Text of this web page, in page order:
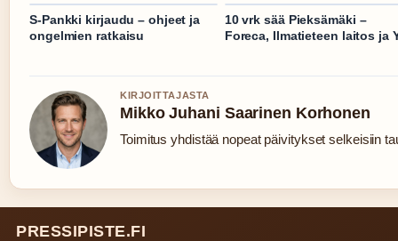
S-Pankki kirjaudu – ohjeet ja
ongelmien ratkaisu
10 vrk sää Pieksämäki –
Foreca, Ilmatieteen laitos ja
KIRJOITTAJASTA
Mikko Juhani Saarinen Korhonen
Toimitus yhdistää nopeat päivitykset selkeisiin
PRESSIPISTE.FI